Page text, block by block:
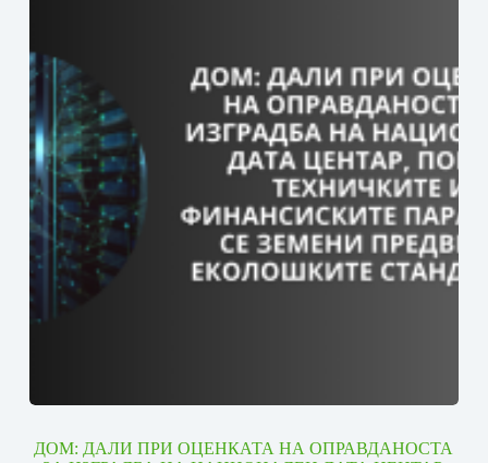
ДОМ: ДАЛИ ПРИ ОЦЕНКАТА НА ОПРАВДАНОСТА